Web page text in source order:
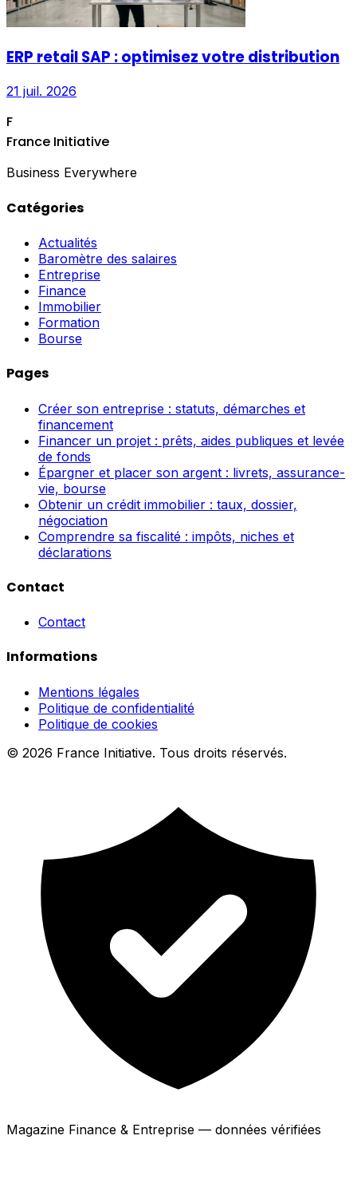
ERP retail SAP : optimisez votre distribution
21 juil. 2026
F
France Initiative
Business Everywhere
Catégories
Actualités
Baromètre des salaires
Entreprise
Finance
Immobilier
Formation
Bourse
Pages
Créer son entreprise : statuts, démarches et
financement
Financer un projet : prêts, aides publiques et levée
de fonds
Épargner et placer son argent : livrets, assurance-
vie, bourse
Obtenir un crédit immobilier : taux, dossier,
négociation
Comprendre sa fiscalité : impôts, niches et
déclarations
Contact
Contact
Informations
Mentions légales
Politique de confidentialité
Politique de cookies
© 2026 France Initiative. Tous droits réservés.
Magazine Finance & Entreprise — données vérifiées